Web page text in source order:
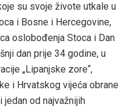
su svoje živote utkale u
i Bosne i Hercegovine,
oslobođenja Stoca i Dan
dan prije 34 godine, u
„Lipanjske zore“,
i Hrvatskog vijeća obrane
od najvažnijih